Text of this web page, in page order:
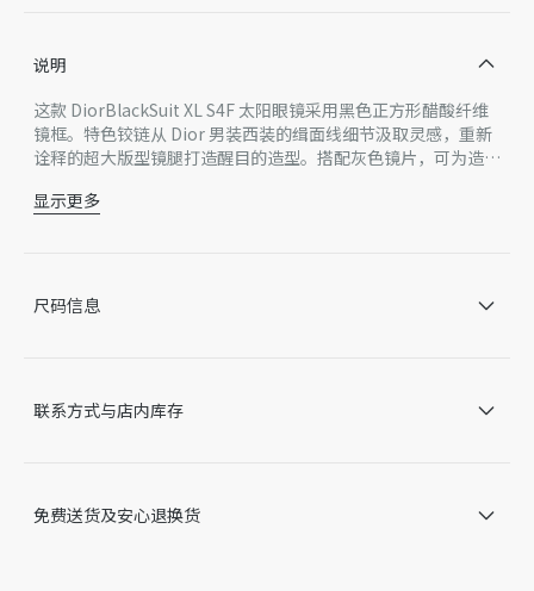
说明
这款 DiorBlackSuit XL S4F 太阳眼镜采用黑色正方形醋酸纤维
镜框。特色铰链从 Dior 男装西装的缉面线细节汲取灵感，重新
诠释的超大版型镜腿打造醒目的造型。搭配灰色镜片，可为造型
黑色醋酸纤维镜框
右侧镜腿内侧饰以 Dior 标志
UVA/UVB 防护
在色差、尺码误差、成分含量误差或其他细节误差，网站展示的
显示更多
尺码信息
联系方式与店内库存
免费送货及安心退换货